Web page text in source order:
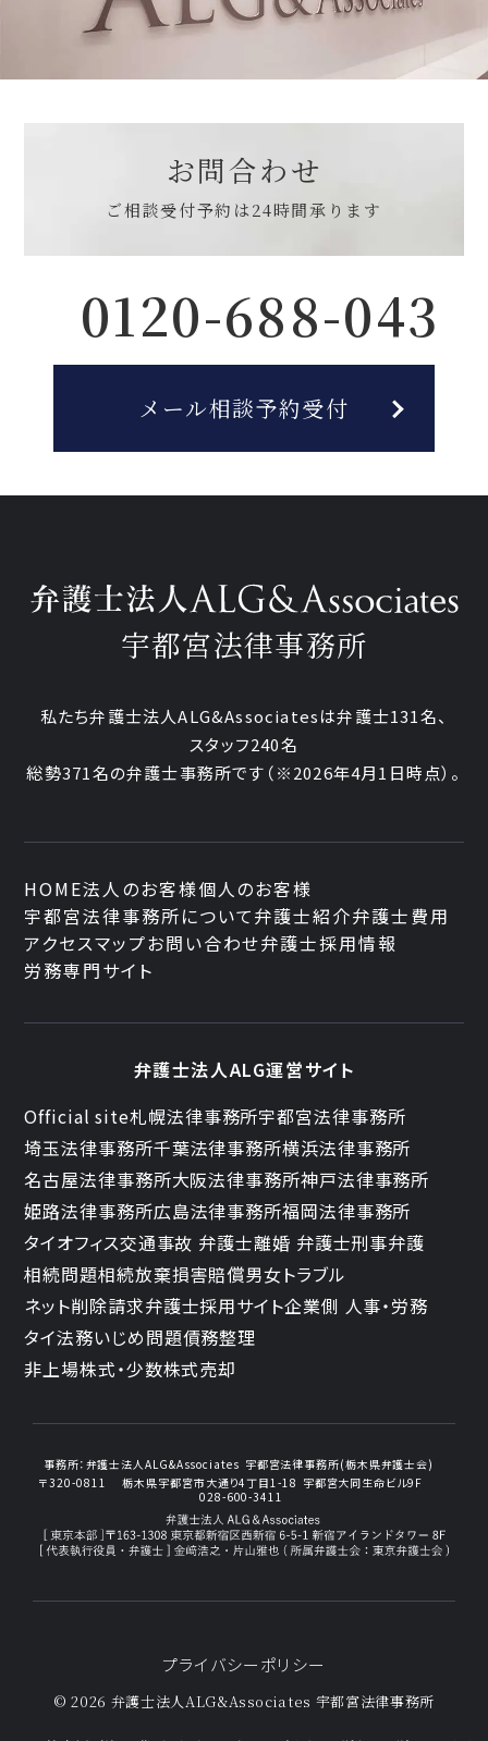
お問合わせ
ご相談受付予約は24時間承ります
0120-688-043
メール相談予約受付
宇都宮法律事務所
私たち弁護士法人ALG&Associatesは弁護士131名、
スタッフ240名
総勢371名の弁護士事務所です （※2026年4月1日時点）。
HOME法人のお客様個人のお客様
宇都宮法律事務所について弁護士紹介弁護士費用
アクセスマップお問い合わせ弁護士採用情報
労務専門サイト
弁護士法人ALG運営サイト
Official site札幌法律事務所宇都宮法律事務所
埼玉法律事務所千葉法律事務所横浜法律事務所
名古屋法律事務所大阪法律事務所神戸法律事務所
姫路法律事務所広島法律事務所福岡法律事務所
タイオフィス交通事故 弁護士離婚 弁護士刑事弁護
相続問題相続放棄損害賠償男女トラブル
ネット削除請求弁護士採用サイト企業側 人事・労務
タイ法務いじめ問題債務整理
非上場株式・少数株式売却
事務所： 弁護士法人ALG&Associates 宇都宮法律事務所(栃木県弁護士会)
〒320-0811
栃木県宇都宮市大通り4丁目1-18 宇都宮大同生命ビル9F
028-600-3411
プライバシーポリシー
© 2026 弁護士法人ALG&Associates 宇都宮法律事務所